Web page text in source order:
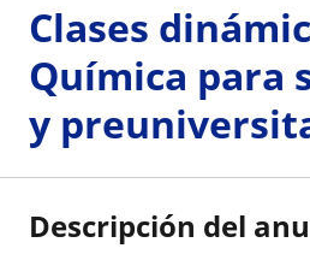
Clases
Química para
y
Descripción del